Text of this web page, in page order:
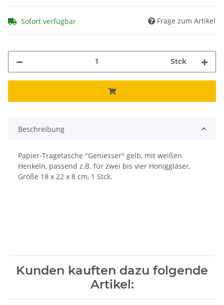
Sofort verfügbar Frage zum Artikel
Stck
Beschreibung
Papier-Tragetasche "Geniesser" gelb, mit weißen
Henkeln, passend z.B. für zwei bis vier Honiggläser,
Größe 18 x 22 x 8 cm, 1 Stck.
Kunden kauften dazu folgende
Artikel: